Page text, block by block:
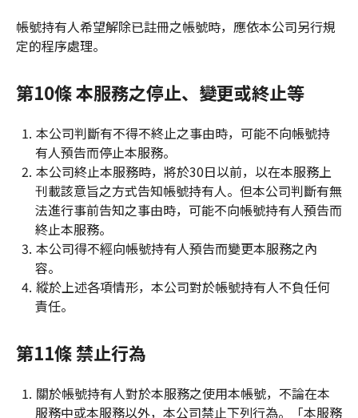
帳號持有人希望解除已註冊之帳號時，應依本公司另行規
定的程序處理。
第10條 本服務之停止、變更或終止等
本公司判斷有不得不終止之事由時，可能不向帳號持
有人預告而停止本服務。
本公司終止本服務時，將於30日以前，以在本服務上
刊載該意旨之方式告知帳號持有人。但本公司判斷有無
法進行事前告知之事由時，可能不向帳號持有人預告而
終止本服務。
本公司得不經向帳號持有人預告而變更本服務之內
容。
縱於上述各項情形，本公司對於帳號持有人不負任何
責任。
第11條 禁止行為
關於帳號持有人對於本服務之使用本帳號，不論在本
服務中或本服務以外，本公司禁止下列行為。「本服務